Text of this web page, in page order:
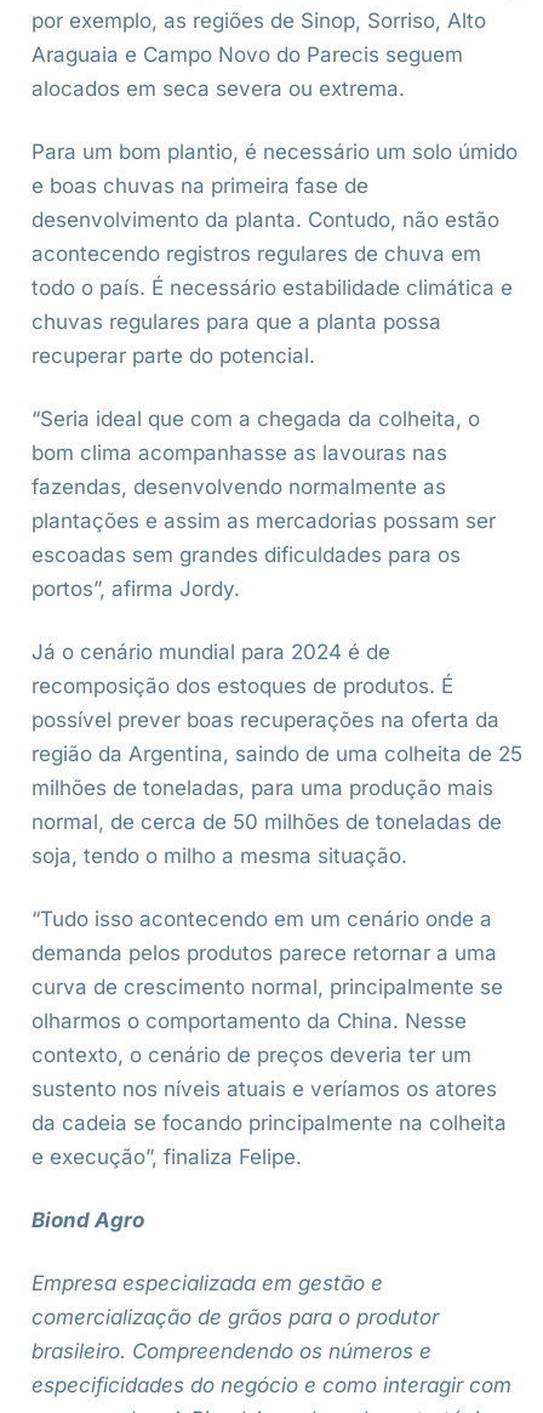
por exemplo, as regiões de Sinop, Sorriso, Alto
Araguaia e Campo Novo do Parecis seguem
alocados em seca severa ou extrema.
Para um bom plantio, é necessário um solo úmido
e boas chuvas na primeira fase de
desenvolvimento da planta. Contudo, não estão
acontecendo registros regulares de chuva em
todo o país. É necessário estabilidade climática e
chuvas regulares para que a planta possa
recuperar parte do potencial.
“Seria ideal que com a chegada da colheita, o
bom clima acompanhasse as lavouras nas
fazendas, desenvolvendo normalmente as
plantações e assim as mercadorias possam ser
escoadas sem grandes dificuldades para os
portos”, afirma Jordy.
Já o cenário mundial para 2024 é de
recomposição dos estoques de produtos. É
possível prever boas recuperações na oferta da
região da Argentina, saindo de uma colheita de 25
milhões de toneladas, para uma produção mais
normal, de cerca de 50 milhões de toneladas de
soja, tendo o milho a mesma situação.
“Tudo isso acontecendo em um cenário onde a
demanda pelos produtos parece retornar a uma
curva de crescimento normal, principalmente se
olharmos o comportamento da China. Nesse
contexto, o cenário de preços deveria ter um
sustento nos níveis atuais e veríamos os atores
da cadeia se focando principalmente na colheita
e execução”, finaliza Felipe.
Biond Agro
Empresa especializada em gestão e
comercialização de grãos para o produtor
brasileiro. Compreendendo os números e
especificidades do negócio e como interagir com